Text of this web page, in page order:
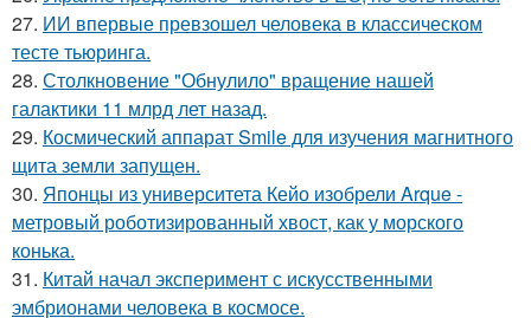
27. ИИ впервые превзошел человека в классическом
тесте тьюринга.
28. Столкновение "Обнулило" вращение нашей
галактики 11 млрд лет назад.
29. Космический аппарат Smile для изучения магнитного
щита земли запущен.
30. Японцы из университета Кейо изобрели Arque -
метровый роботизированный хвост, как у морского
конька.
31. Китай начал эксперимент с искусственными
эмбрионами человека в космосе.